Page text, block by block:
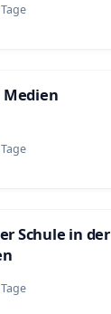
Schule in der